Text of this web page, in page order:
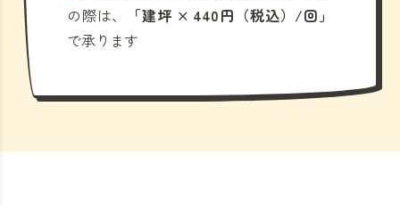
の際は、
「建坪 × 440円（税込）/回」
で承ります